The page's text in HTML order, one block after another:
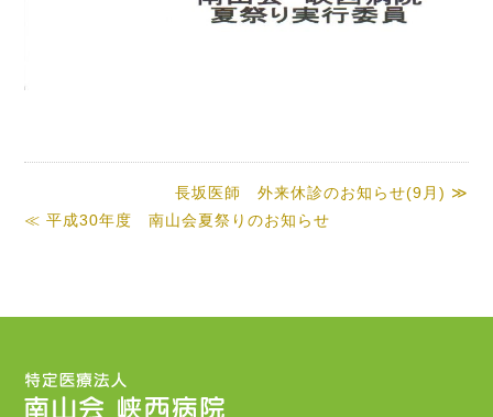
長坂医師 外来休診のお知らせ(9月) ≫
≪ 平成30年度 南山会夏祭りのお知らせ